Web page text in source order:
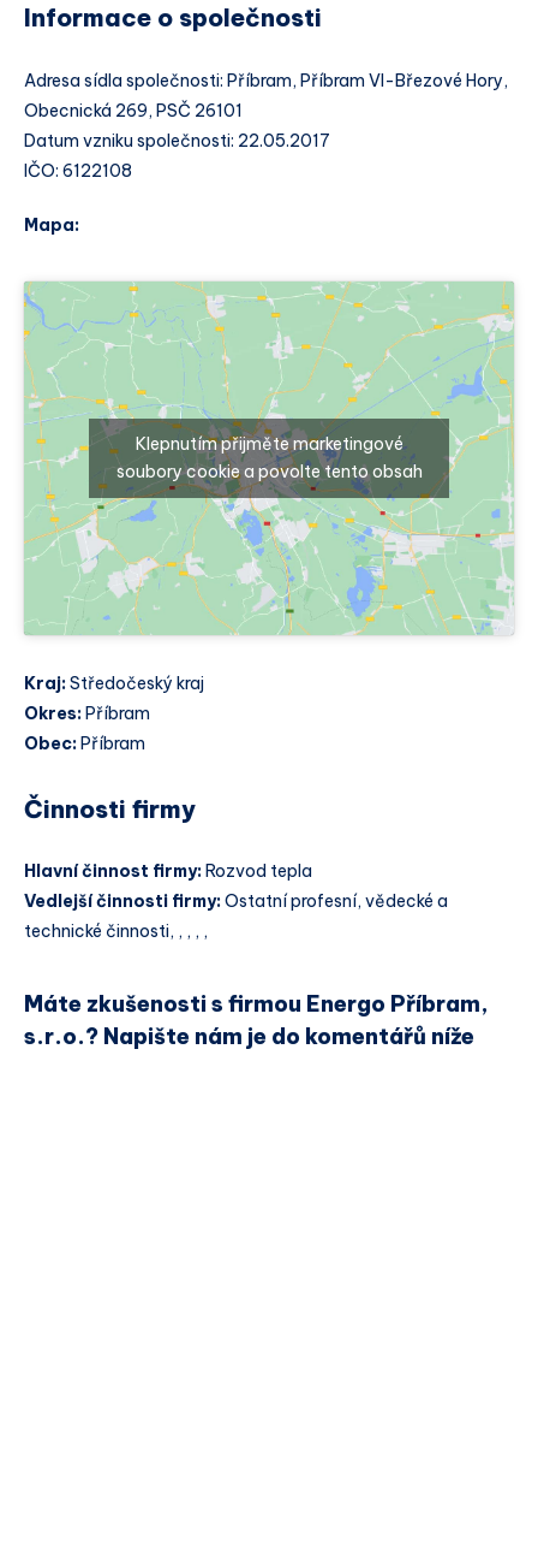
Informace o společnosti
Adresa sídla společnosti: Příbram, Příbram VI-Březové Hory,
Obecnická 269, PSČ 26101
Datum vzniku společnosti: 22.05.2017
IČO: 6122108
Mapa:
Klepnutím přijměte marketingové
soubory cookie a povolte tento obsah
Kraj:Středočeský kraj
Okres: Příbram
Obec: Příbram
Činnosti firmy
Hlavní činnost firmy:Rozvod tepla
Vedlejší činnosti firmy:Ostatní profesní, vědecké a
technické činnosti, , , , ,
Máte zkušenosti s firmou Energo Příbram,
s.r.o.? Napište nám je do komentářů níže